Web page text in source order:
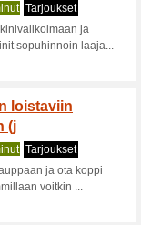
tilata